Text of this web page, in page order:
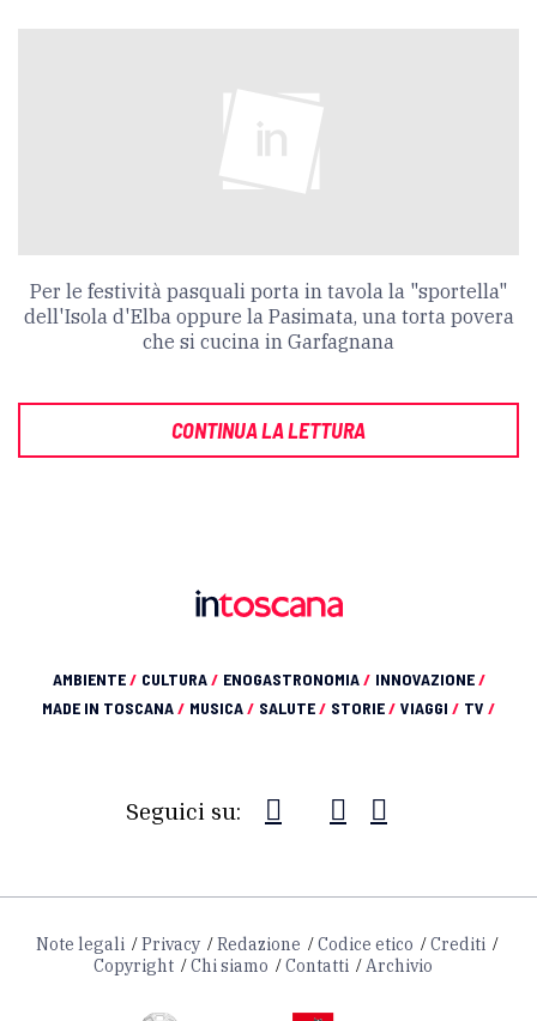
Per le festività pasquali porta in tavola la "sportella"
dell'Isola d'Elba oppure la Pasimata, una torta povera
che si cucina in Garfagnana
CONTINUA LA LETTURA
AMBIENTE/ CULTURA/ ENOGASTRONOMIA/ INNOVAZIONE/
MADE IN TOSCANA/ MUSICA/ SALUTE/ STORIE/ VIAGGI / TV /
Seguici su:
Note legali Privacy Redazione Codice etico
Crediti
Copyright
Chi siamo Contatti Archivio